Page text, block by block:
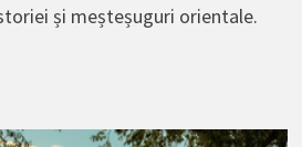
și meșteșuguri orientale.